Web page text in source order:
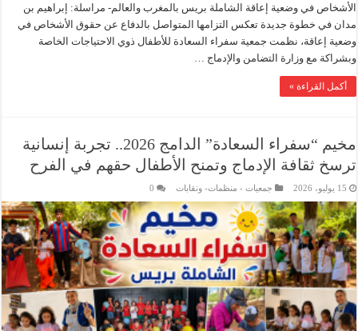
الأشخاص في وضعية إعاقة الشاملة بريس بالمغرب والعالم- مراسلة: إبراهيم بن
مدان في خطوة جديدة تعكس التزامها المتواصل بالدفاع عن حقوق الأشخاص في
وضعية إعاقة، نظمت جمعية سفراء السعادة للأطفال ذوي الاحتياجات الخاصة
وبشراكة مع وزارة التضامن والإدماج …
أكمل القراءة »
مخيم “سفراء السعادة” الدامج 2026.. تجربة إنسانية
ترسخ ثقافة الإدماج وتمنح الأطفال حقهم في الفرح
15 يوليو، 2026 جمعيات - منظمات- ونقابات 0